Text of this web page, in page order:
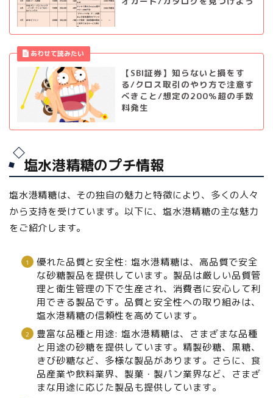
【SBI証券】知らないと損をす
る/クロス取引のやり方で注意す
べきこと/想定の200％超の手数
料発生
塩水港精糖のプチ情報
塩水港精糖は、その独自の魅力と特徴により、多くの人々
から支持を受けています。以下に、塩水港精糖の主な魅力
をご紹介します。
優れた品質と安全性: 塩水港精糖は、高品質で安全
な砂糖製品を提供しています。製品は厳しい品質管
理と衛生管理の下で生産され、消費者に安心して利
用できる製品です。品質と安全性への取り組みは、
塩水港精糖の信頼性を高めています。
豊富な品種と用途: 塩水港精糖は、さまざまな品種
と用途の砂糖を提供しています。精製砂糖、黒糖、
きび砂糖など、多様な製品があります。さらに、食
品産業や飲料業界、製菓・製パン業界など、さまざ
まな用途に応じた製品も提供しています。